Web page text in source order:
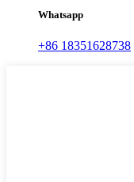
Whatsapp
+86 18351628738